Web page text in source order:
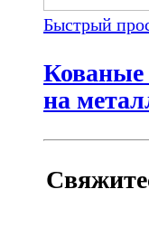
Быстрый
Кованые
на